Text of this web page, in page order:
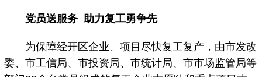
党员送服务 助力复工勇争先
为保障经开区企业、项目尽快复工复产，由市发改
委、市工信局、市投资局、市统计局、市市场监管局等